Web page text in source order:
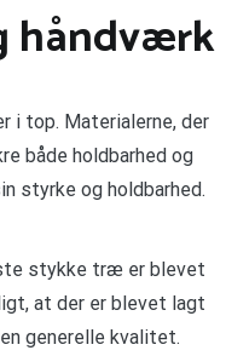
håndværk
i top. Materialerne, der
både holdbarhed og
styrke og holdbarhed.
stykke træ er blevet
at der er blevet lagt
generelle kvalitet.